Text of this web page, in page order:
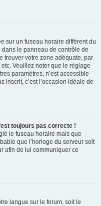
sur un fuseau horaire différent du
le panneau de contrôle de
trouver votre zone adéquate, par
Veuillez noter que le réglage
paramètres, n’est accessible
inscrit, c’est l’occasion idéale de
toujours pas correcte !
le fuseau horaire mais que
que l’horloge du serveur soit
afin de lui communiquer ce
langue sur le forum, soit le